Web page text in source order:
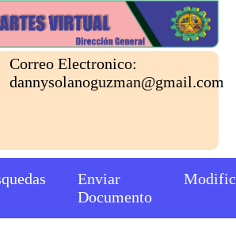
Correo Electronico:
dannysolanoguzman@gmail.com
Enviar
Documento